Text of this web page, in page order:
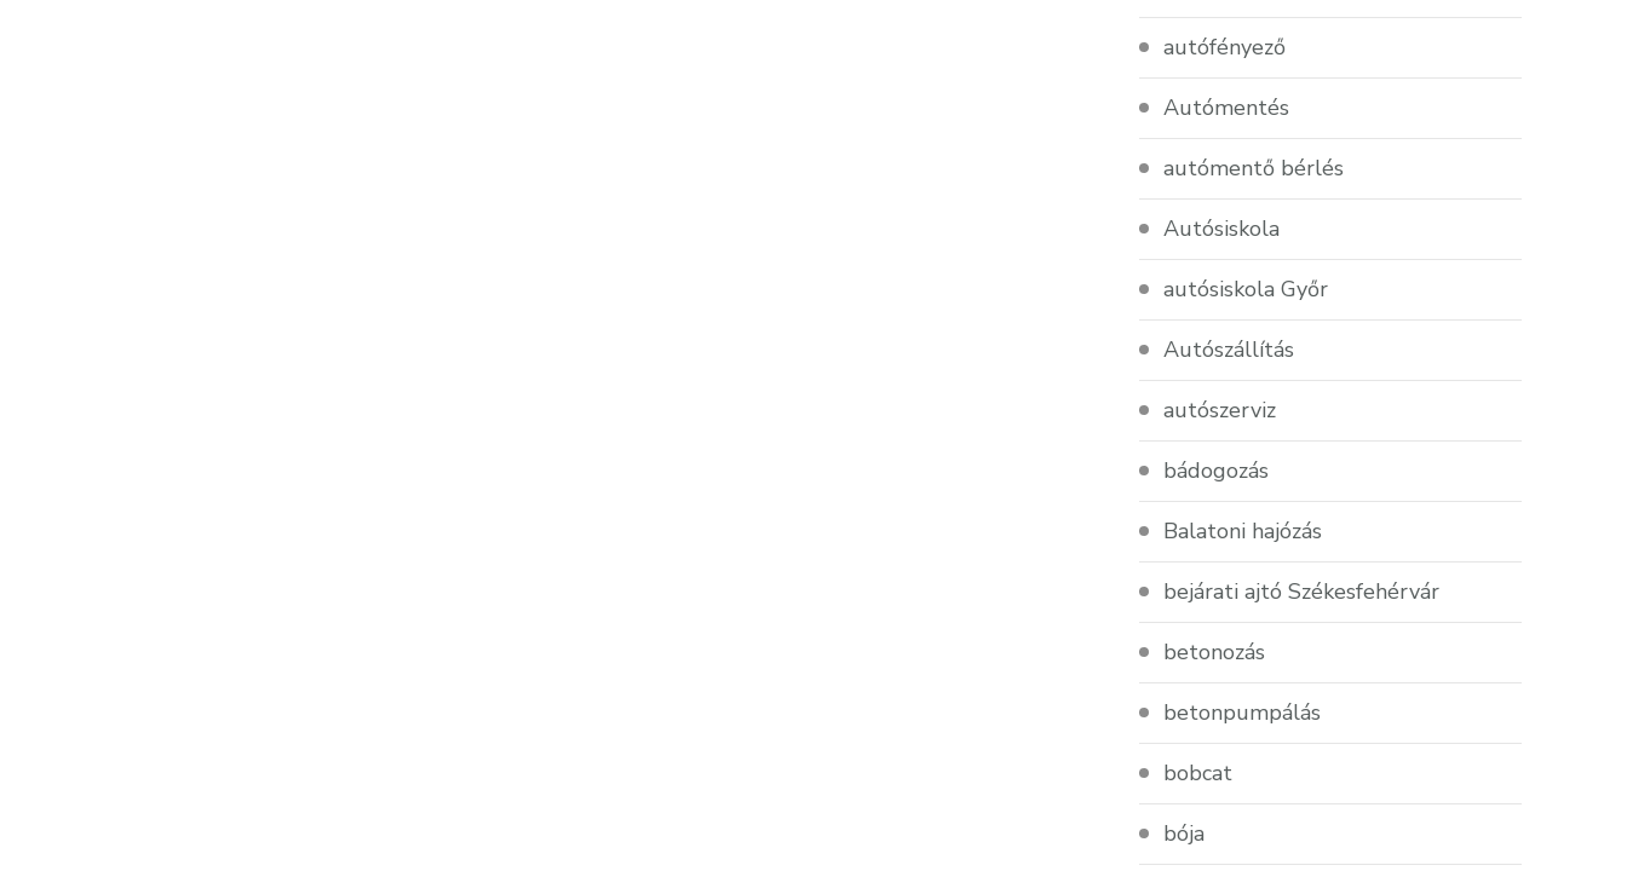
autófényező
Autómentés
autómentő bérlés
Autósiskola
autósiskola Győr
Autószállítás
autószerviz
bádogozás
Balatoni hajózás
bejárati ajtó Székesfehérvár
betonozás
betonpumpálás
bobcat
bója